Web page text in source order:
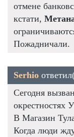
отмене
кстати,
Пожадничали.
Serhio
Сегодня
окрестностях
В Магазин
Когда люди